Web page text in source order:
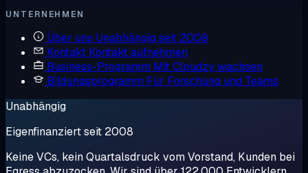
UNTERNEHMEN
Über uns Unabhängig seit 2008
Kontakt Kontakt aufnehmen
Business-Programm Mit Cloudzy wachsen
Bildungsprogramm Für Forschung und Teams
Unabhängig
Eigenfinanziert seit 2008
Keine VCs, kein Quartalsdruck vom Vorstand, Kunden bei